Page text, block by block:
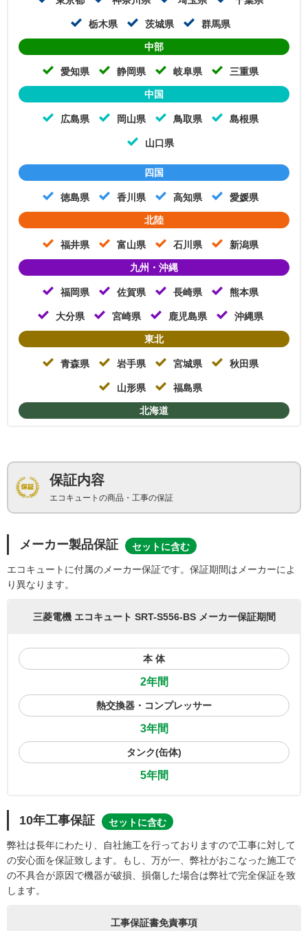
栃木県 茨城県 群馬県
中部
愛知県 静岡県 岐阜県 三重県
中国
広島県 岡山県 鳥取県 島根県
山口県
四国
徳島県 香川県 高知県 愛媛県
北陸
福井県 富山県 石川県 新潟県
九州・沖縄
福岡県 佐賀県 長崎県 熊本県
大分県 宮崎県 鹿児島県 沖縄県
東北
青森県 岩手県 宮城県 秋田県
山形県 福島県
北海道
保証内容
エコキュートの商品・工事の保証
メーカー製品保証 セットに含む
エコキュートに付属のメーカー保証です。保証期間はメーカーによ
り異なります。
三菱電機 エコキュート SRT-S556-BS メーカー保証期間
本 体
2年間
熱交換器・コンプレッサー
3年間
タンク(缶体)
5年間
10年工事保証 セットに含む
弊社は長年にわたり、自社施工を行っておりますので工事に対して
の安心面を保証致します。もし、万が一、弊社がおこなった施工で
の不具合が原因で機器が破損、損傷した場合は弊社で完全保証を致
します。
工事保証書免責事項